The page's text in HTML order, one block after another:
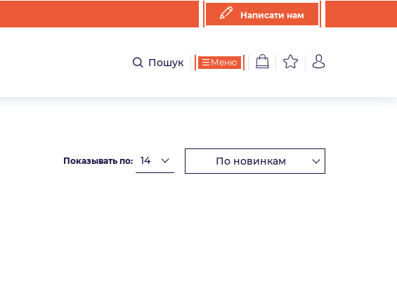
Написати нам
Пошук Меню
Показывать по: